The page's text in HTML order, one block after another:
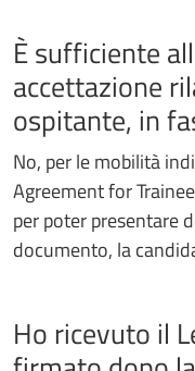
È sufficiente
accettazione
ospitante, in
No, per le mobilità
Agreement for
per poter presentare
documento, la
Ho ricevuto il